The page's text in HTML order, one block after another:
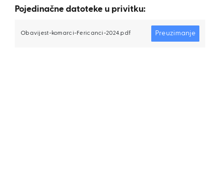
Pojedinačne datoteke u privitku:
Obavijest-komarci-Fericanci-2024.pdf Preuzimanje